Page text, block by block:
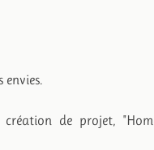
création de projet,